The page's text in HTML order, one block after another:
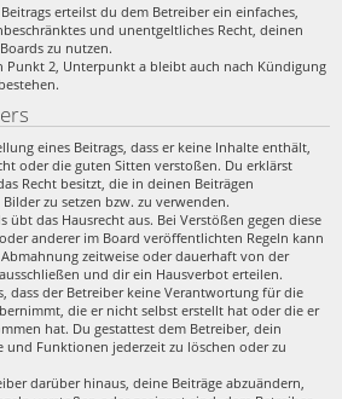
erteilst du dem Betreiber ein einfaches,
und unentgeltliches Recht, deinen
zu nutzen.
Punkt 2, Unterpunkt a bleibt auch nach Kündigung
eines Beitrags, dass er keine Inhalte enthält,
oder die guten Sitten verstoßen. Du erklärst
Recht besitzt, die in deinen Beiträgen
zu setzen bzw. zu verwenden.
übt das Hausrecht aus. Bei Verstößen gegen diese
anderer im Board veröffentlichten Regeln kann
zeitweise oder dauerhaft von der
und dir ein Hausverbot erteilen.
dass der Betreiber keine Verantwortung für die
die er nicht selbst erstellt hat oder die er
hat. Du gestattest dem Betreiber, dein
und Funktionen jederzeit zu löschen oder zu
darüber hinaus, deine Beiträge abzuändern,